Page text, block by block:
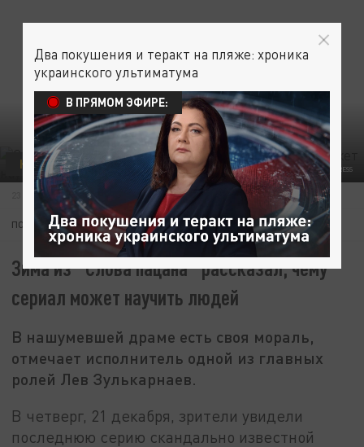
© NIKOLAY GYNGAZOV SOURCE: GLOBAL LOOK PRESS/GLOBALLOOKPRESS
КУЛЬТУРА ОБЩЕСТВО
23 ДЕКАБРЯ 00:41
ПОДПИШИТЕСЬ:
Зима из "Слова пацана" рассказал, чему
сериал может научить людей
В нашумевшей драме есть своя мораль,
отмечает исполнитель одной из главных
ролей Лев Зулькарнаев.
В четверг, 21 декабря, зрители увидели
последнюю серию скандально известной
Два покушения и теракт на пляже: хроника
украинского ультиматума
В ПРЯМОМ ЭФИРЕ: